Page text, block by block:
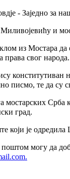
- Заједно
и
из Мостара
права свог народа.
конститутиван
писмо, те да су
мостарских Срба
град.
који је
поштом могу да
.